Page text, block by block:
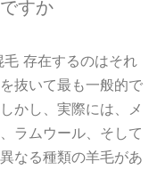
すか
存在するのはそれ
抜いて最も一般的で
かし、実際には、メ
ラムウール、そして
なる種類の羊毛があ